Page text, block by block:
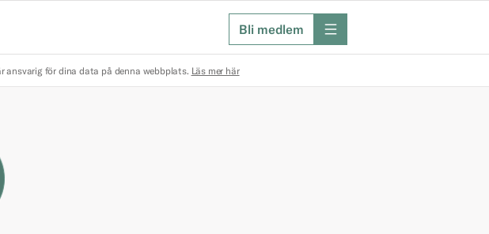
Bli medlem meny
ansvarig för dina data på denna webbplats. Läs mer här